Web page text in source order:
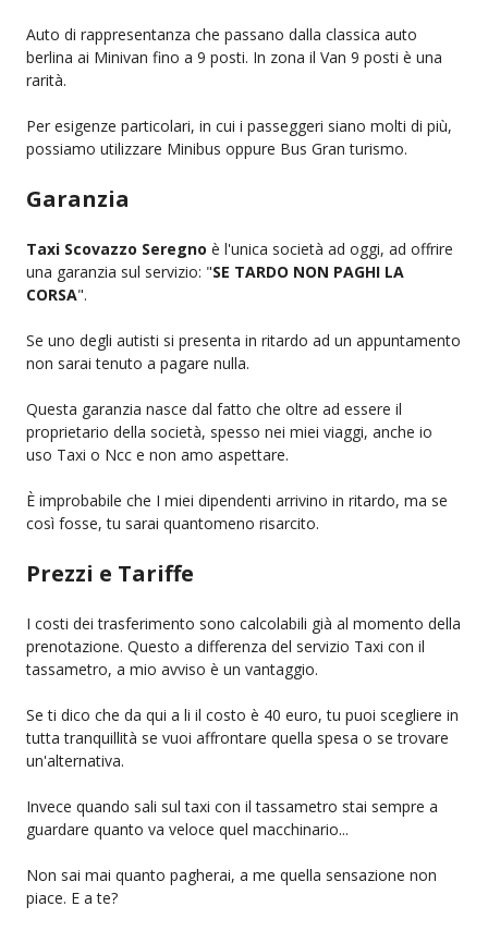
Auto di rappresentanza che passano dalla classica auto
berlina ai Minivan fino a 9 posti. In zona il Van 9 posti è una
rarità.
Per esigenze particolari, in cui i passeggeri siano molti di più,
possiamo utilizzare Minibus oppure Bus Gran turismo.
Garanzia
Taxi Scovazzo Seregno è l'unica società ad oggi, ad offrire
una garanzia sul servizio: "SE TARDO NON PAGHI LA
CORSA".
Se uno degli autisti si presenta in ritardo ad un appuntamento
non sarai tenuto a pagare nulla.
Questa garanzia nasce dal fatto che oltre ad essere il
proprietario della società, spesso nei miei viaggi, anche io
uso Taxi o Ncc e non amo aspettare.
È improbabile che I miei dipendenti arrivino in ritardo, ma se
così fosse, tu sarai quantomeno risarcito.
Prezzi e Tariffe
I costi dei trasferimento sono calcolabili già al momento della
prenotazione. Questo a differenza del servizio Taxi con il
tassametro, a mio avviso è un vantaggio.
Se ti dico che da qui a li il costo è 40 euro, tu puoi scegliere in
tutta tranquillità se vuoi affrontare quella spesa o se trovare
un'alternativa.
Invece quando sali sul taxi con il tassametro stai sempre a
guardare quanto va veloce quel macchinario...
Non sai mai quanto pagherai, a me quella sensazione non
piace. E a te?